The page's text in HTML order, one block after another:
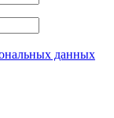
данных